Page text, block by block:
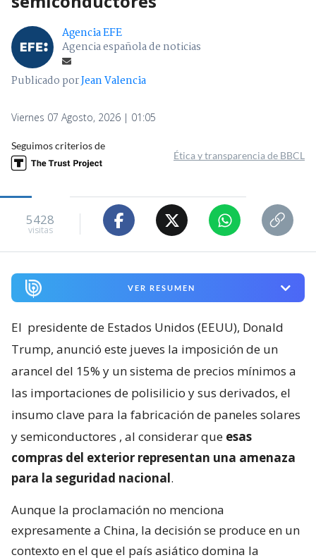
Agencia EFE
Agencia española de noticias
Publicado porJean Valencia
Viernes 07 Agosto, 2026 | 01:05
Seguimos criterios de
Ética y transparencia de BBCL
5428
visitas
VER RESUMEN
El presidente de Estados Unidos (EEUU), Donald
Trump, anunció este jueves la imposición de un
arancel del 15% y un sistema de precios mínimos a
las importaciones de polisilicio y sus derivados, el
insumo clave para la fabricación de paneles solares
y semiconductores , al considerar que esas
compras del exterior representan una amenaza
para la seguridad nacional.
Aunque la proclamación no menciona
expresamente a China, la decisión se produce en un
contexto en el que el país asiático domina la